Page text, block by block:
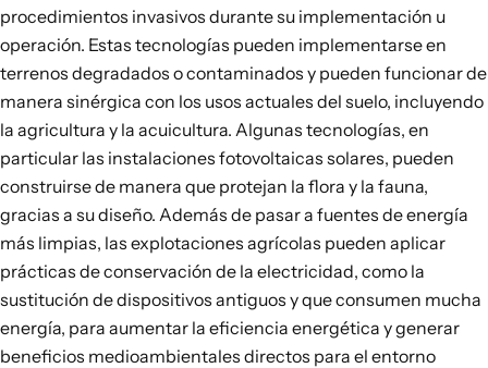
procedimientos invasivos durante su implementación u
operación. Estas tecnologías pueden implementarse en
terrenos degradados o contaminados y pueden funcionar de
manera sinérgica con los usos actuales del suelo, incluyendo
la agricultura y la acuicultura. Algunas tecnologías, en
particular las instalaciones fotovoltaicas solares, pueden
construirse de manera que protejan la flora y la fauna,
gracias a su diseño. Además de pasar a fuentes de energía
más limpias, las explotaciones agrícolas pueden aplicar
prácticas de conservación de la electricidad, como la
sustitución de dispositivos antiguos y que consumen mucha
energía, para aumentar la eficiencia energética y generar
beneficios medioambientales directos para el entorno